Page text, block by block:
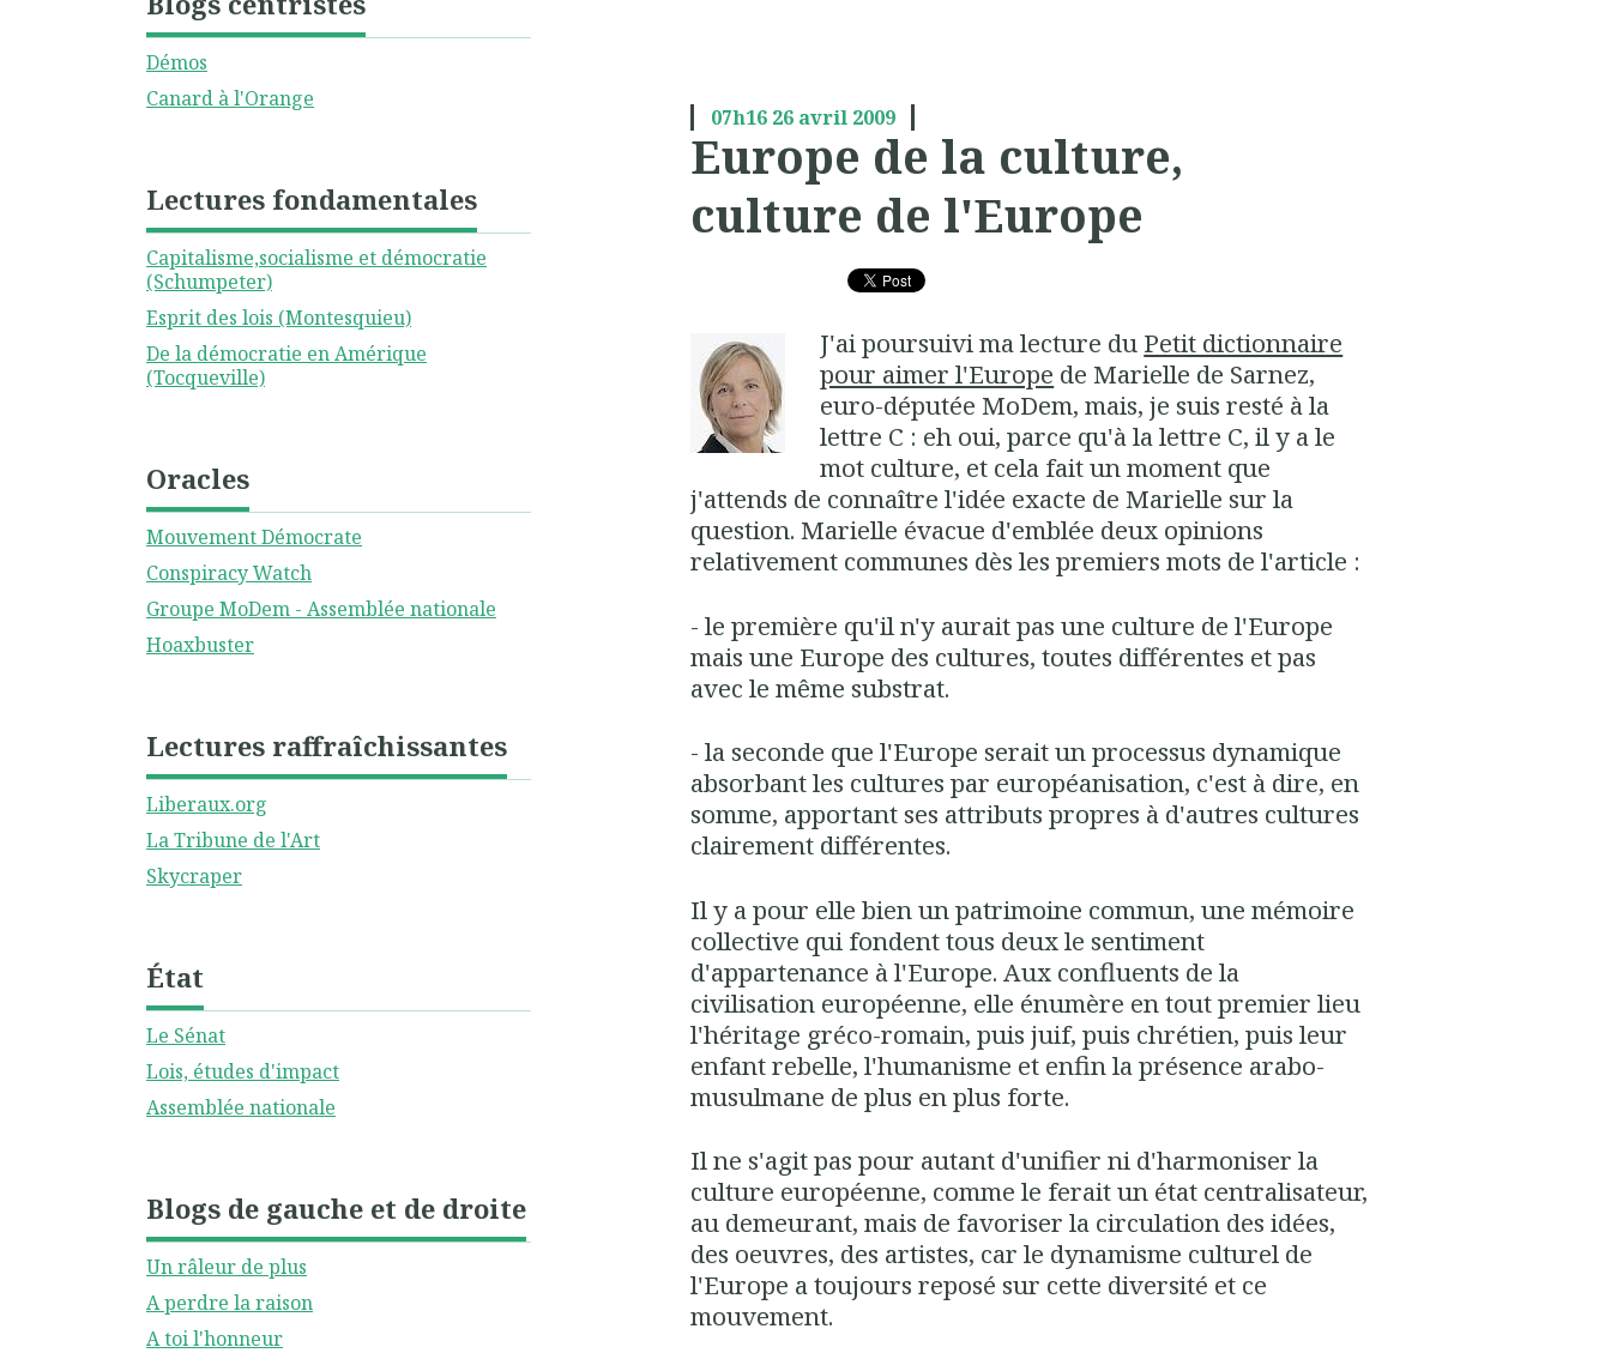
Démos
Canard à l'Orange
Lectures fondamentales
Capitalisme,socialisme et démocratie
(Schumpeter)
Esprit des lois (Montesquieu)
De la démocratie en Amérique
(Tocqueville)
Oracles
Mouvement Démocrate
Conspiracy Watch
Groupe MoDem - Assemblée nationale
Hoaxbuster
Lectures raffraîchissantes
Liberaux.org
La Tribune de l'Art
Skycraper
État
Le Sénat
Lois, études d'impact
Assemblée nationale
Blogs de gauche et de droite
Un râleur de plus
A perdre la raison
A toi l'honneur
07h16 26 avril 2009
Europe de la culture,
culture de l'Europe
J'ai poursuivi ma lecture du Petit dictionnaire
pour aimer l'Europe de Marielle de Sarnez,
euro-députée MoDem, mais, je suis resté à la
lettre C : eh oui, parce qu'à la lettre C, il y a le
mot culture, et cela fait un moment que
j'attends de connaître l'idée exacte de Marielle sur la
question. Marielle évacue d'emblée deux opinions
relativement communes dès les premiers mots de l'article :
- le première qu'il n'y aurait pas une culture de l'Europe
mais une Europe des cultures, toutes différentes et pas
avec le même substrat.
- la seconde que l'Europe serait un processus dynamique
absorbant les cultures par européanisation, c'est à dire, en
somme, apportant ses attributs propres à d'autres cultures
clairement différentes.
Il y a pour elle bien un patrimoine commun, une mémoire
collective qui fondent tous deux le sentiment
d'appartenance à l'Europe. Aux confluents de la
civilisation européenne, elle énumère en tout premier lieu
l'héritage gréco-romain, puis juif, puis chrétien, puis leur
enfant rebelle, l'humanisme et enfin la présence arabo-
musulmane de plus en plus forte.
Il ne s'agit pas pour autant d'unifier ni d'harmoniser la
culture européenne, comme le ferait un état centralisateur,
au demeurant, mais de favoriser la circulation des idées,
des oeuvres, des artistes, car le dynamisme culturel de
l'Europe a toujours reposé sur cette diversité et ce
mouvement.